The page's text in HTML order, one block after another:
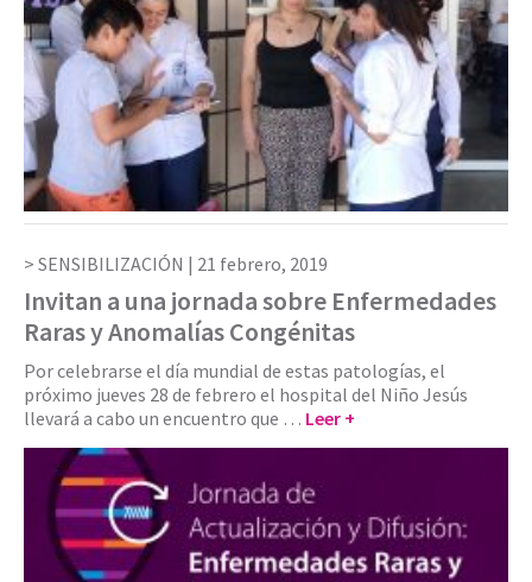
SENSIBILIZACIÓN | 21 febrero, 2019
Invitan a una jornada sobre Enfermedades
Raras y Anomalías Congénitas
Por celebrarse el día mundial de estas patologías, el
próximo jueves 28 de febrero el hospital del Niño Jesús
llevará a cabo un encuentro que … Leer +